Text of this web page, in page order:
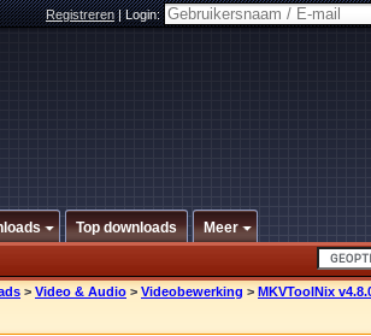
Registreren|Login:
Top downloads Meer
> Video & Audio > Videobewerking > MKVToolNix